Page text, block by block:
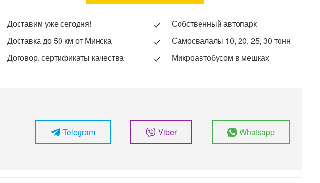
Доставим уже сегодня!
Доставка до 50 км от Минска
Договор, сертификаты качества
Собственный автопарк
Самосвалалы 10, 20, 25, 30 тонн
Микроавтобусом в мешках
Telegram Viber Whatsapp